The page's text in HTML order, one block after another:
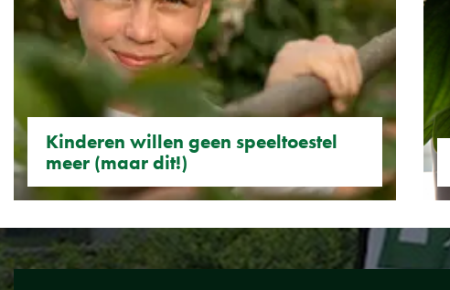
Kinderen willen geen speeltoestel
meer (maar dit!)